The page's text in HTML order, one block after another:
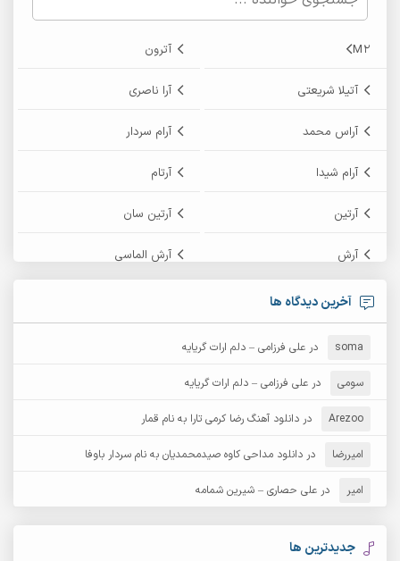
M2 آترون
آتیلا شریعتی آرا ناصری
آراس محمد آرام سردار
آرام شیدا آرتام
آرتین آرتین سان
آرش آرش الماسی
آرش امامی
آرش دی جی 2
آرش عثمان
آرش مبهم آرش مستشیری
آرش مهرابی آرش نظری
آرشام
آرکاداش
آخرین دیدگاه ها
soma در علی فرزامی – دلم ارات گریایه
سومی در علی فرزامی – دلم ارات گریایه
Arezoo در دانلود آهنگ رضا کرمی تارا به نام قمار
امیررضا در دانلود مداحی کاوه صیدمحمدیان به نام سردار باوفا
امیر در علی حصاری – شیرین شمامه
جدیدترین ها